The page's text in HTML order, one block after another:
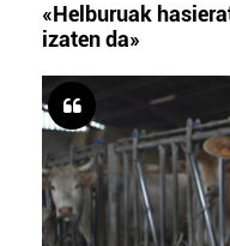
«Helburuak
izaten da»